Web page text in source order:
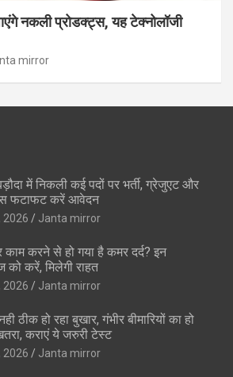
नकली प्रोडक्ट्स, यह टेक्नोलॉजी
mirror
में निकली कई पदों पर भर्ती, ग्रेजुएट और
फटाफट करें आवेदन
2026 Janta mirror
करने से हो गया है कमर दर्द? इन
को करें, मिलेगी राहत
2026 Janta mirror
ठीक हो रहा बुखार, गंभीर बीमारियों का हो
कराएं ये जरुरी टेस्ट
2026 Janta mirror